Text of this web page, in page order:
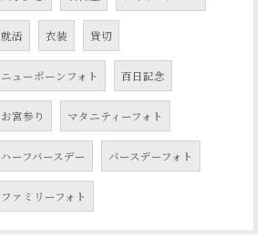
就活 衣装 貸切
ニューボーンフォト 百日記念
お宮参り マタニティーフォト
ハーフバースデー バースデーフォト
ファミリーフォト